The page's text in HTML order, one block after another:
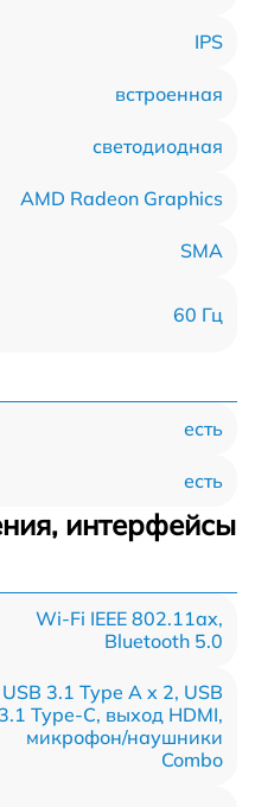
IPS
встроенная
светодиодная
AMD Radeon Graphics
SMA
60 Гц
есть
есть
интерфейсы
Wi-Fi IEEE 802.11ax,
Bluetooth 5.0
USB 3.1 Type A x 2, USB
3.1 Type-С, выход HDMI,
микрофон/наушники
Combo